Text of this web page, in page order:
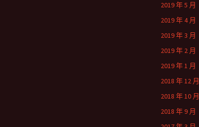
2019 年 5 月
2019 年 4 月
2019 年 3 月
2019 年 2 月
2019 年 1 月
2018 年 12 月
2018 年 10 月
2018 年 9 月